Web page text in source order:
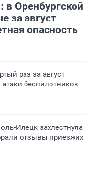
Оренбургской
за август
опасность
раз за август
беспилотников
Илецк захлестнула
отзывы приезжих